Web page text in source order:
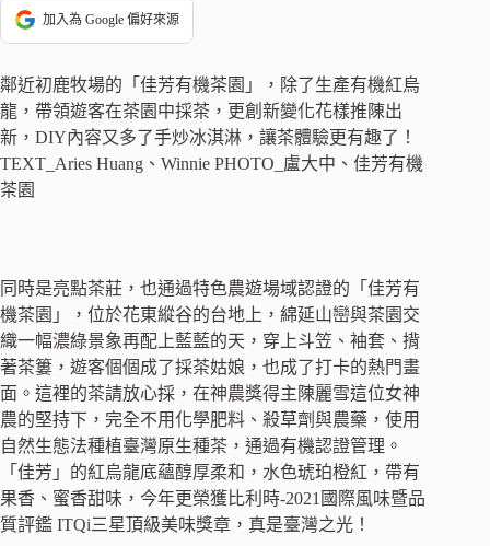
加入為 Google 偏好來源
鄰近初鹿牧場的「佳芳有機茶園」，除了生產有機紅烏
龍，帶領遊客在茶園中採茶，更創新變化花樣推陳出
新，DIY內容又多了手炒冰淇淋，讓茶體驗更有趣了！
TEXT_Aries Huang、Winnie PHOTO_盧大中、佳芳有機
茶園
同時是亮點茶莊，也通過特色農遊場域認證的「佳芳有
機茶園」，位於花東縱谷的台地上，綿延山巒與茶園交
織一幅濃綠景象再配上藍藍的天，穿上斗笠、袖套、揹
著茶簍，遊客個個成了採茶姑娘，也成了打卡的熱門畫
面。這裡的茶請放心採，在神農獎得主陳麗雪這位女神
農的堅持下，完全不用化學肥料、殺草劑與農藥，使用
自然生態法種植臺灣原生種茶，通過有機認證管理。
「佳芳」的紅烏龍底蘊醇厚柔和，水色琥珀橙紅，帶有
果香、蜜香甜味，今年更榮獲比利時-2021國際風味暨品
質評鑑 ITQi三星頂級美味獎章，真是臺灣之光！